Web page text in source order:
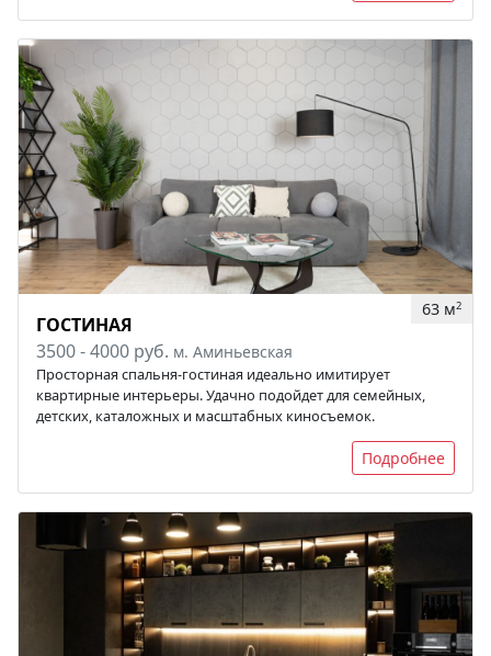
63 м2
ГОСТИНАЯ
3500 - 4000 руб. м. Аминьевская
Просторная спальня-гостиная идеально имитирует
квартирные интерьеры. Удачно подойдет для семейных,
детских, каталожных и масштабных киносъемок.
Подробнее